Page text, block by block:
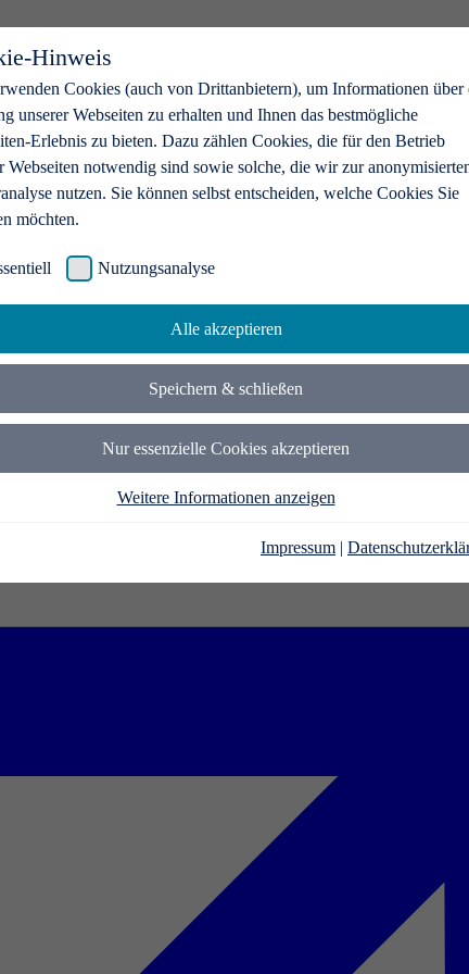
Hinweis
Cookies (auch von Drittanbietern), um Informationen über
unserer Webseiten zu erhalten und Ihnen das bestmögliche
Erlebnis zu bieten. Dazu zählen Cookies, die für den Betrieb
Webseiten notwendig sind sowie solche, die wir zur
nutzen. Sie können selbst entscheiden, welche Cookies Sie
möchten.
Nutzungsanalyse
Alle akzeptieren
Speichern & schließen
Nur essenzielle Cookies akzeptieren
Weitere Informationen anzeigen
Impressum |